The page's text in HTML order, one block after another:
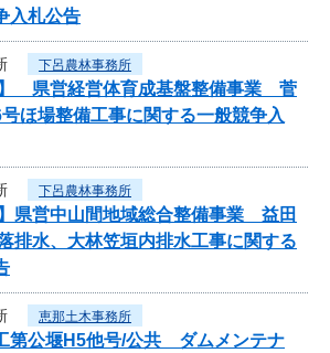
入札公告
下呂農林事務所
】 県営経営体育成基盤整備事業 菅
ほ場整備工事に関する一般競争入
下呂農林事務所
県営中山間地域総合整備事業 益田
排水、大林笠垣内排水工事に関する
恵那土木事務所
第公堰H5他号/公共 ダムメンテナ